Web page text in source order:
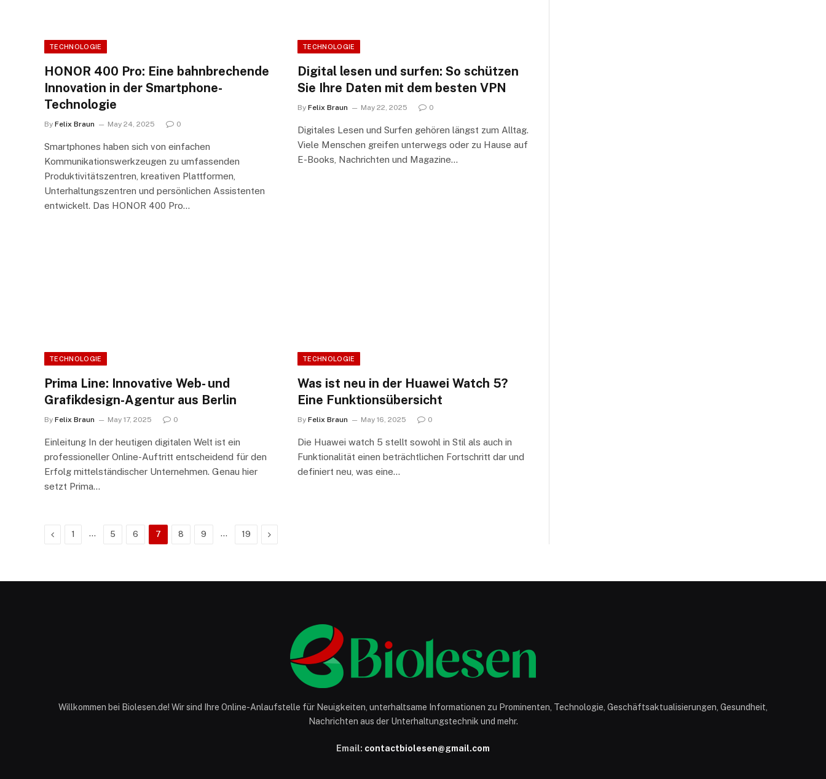
TECHNOLOGIE
HONOR 400 Pro: Eine bahnbrechende
Innovation in der Smartphone-
Technologie
By Felix Braun May 24, 2025 0
Smartphones haben sich von einfachen
Kommunikationswerkzeugen zu umfassenden
Produktivitätszentren, kreativen Plattformen,
Unterhaltungszentren und persönlichen Assistenten
entwickelt. Das HONOR 400 Pro…
TECHNOLOGIE
Digital lesen und surfen: So schützen
Sie Ihre Daten mit dem besten VPN
By Felix Braun May 22, 2025 0
Digitales Lesen und Surfen gehören längst zum Alltag.
Viele Menschen greifen unterwegs oder zu Hause auf
E-Books, Nachrichten und Magazine…
TECHNOLOGIE
Prima Line: Innovative Web- und
Grafikdesign-Agentur aus Berlin
By Felix Braun May 17, 2025 0
Einleitung In der heutigen digitalen Welt ist ein
professioneller Online-Auftritt entscheidend für den
Erfolg mittelständischer Unternehmen. Genau hier
setzt Prima…
TECHNOLOGIE
Was ist neu in der Huawei Watch 5?
Eine Funktionsübersicht
By Felix Braun May 16, 2025 0
Die Huawei watch 5 stellt sowohl in Stil als auch in
Funktionalität einen beträchtlichen Fortschritt dar und
definiert neu, was eine…
Previous
1 … 5 6 7 8 9 … 19 Next
Willkommen bei Biolesen.de! Wir sind Ihre Online-Anlaufstelle für Neuigkeiten, unterhaltsame Informationen zu Prominenten, Technologie, Geschäftsaktualisierungen, Gesundheit,
Nachrichten aus der Unterhaltungstechnik und mehr.
Email: contactbiolesen@gmail.com